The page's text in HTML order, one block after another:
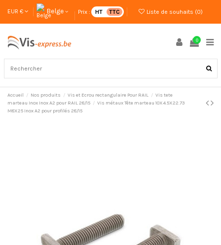
EUR € Belge Prix : HT TTC Liste de souhaits (0)
0
Accueil Nos produits Vis et Ecrou rectangulaire Pour RAIL
Vis tete
marteau Inox Inox A2 pour RAIL 28/15
Vis métaux Tête marteau 10X4.5X22.73
M8X25 Inox A2 pour profilés 28/15